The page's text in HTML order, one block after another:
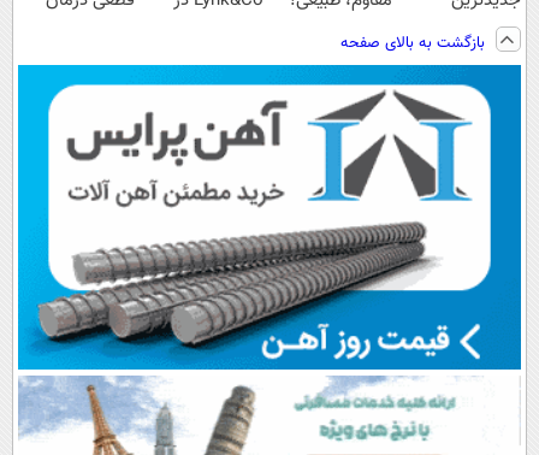
فناوری اروپا،
سبک و مقاوم |
پرداخت قسطی
رایگان+پرداخت
اقساطی😍
بازگشت به بالای صفحه